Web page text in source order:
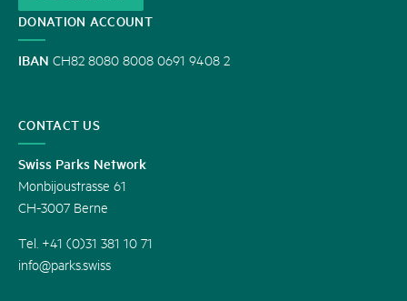
DONATION ACCOUNT
IBAN CH82 8080 8008 0691 9408 2
CONTACT US
Swiss Parks Network
Monbijoustrasse 61
CH-3007 Berne
Tel. +41 (0)31 381 10 71
info@parks.swiss